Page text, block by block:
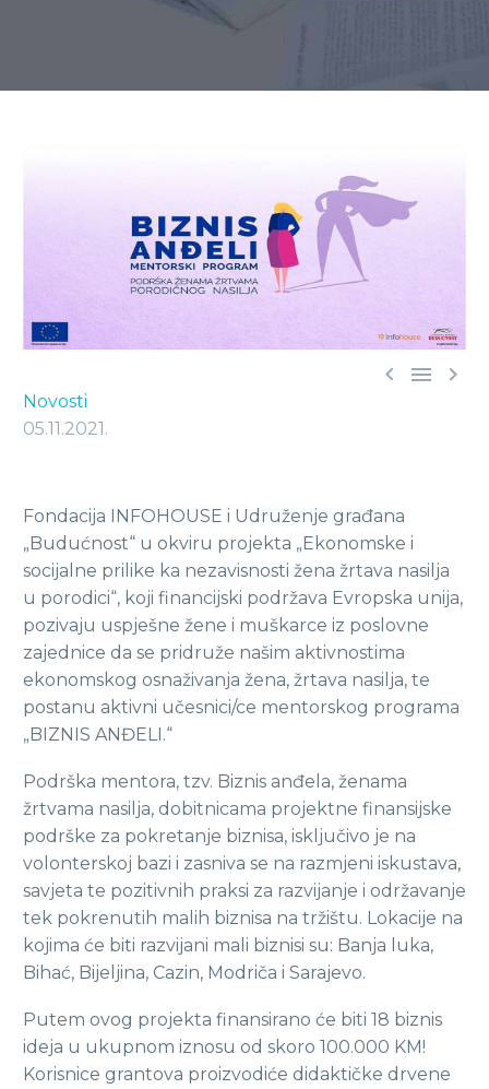
  
Novosti
05.11.2021.
Fondacija INFOHOUSE i Udruženje građana
„Budućnost“ u okviru projekta „Ekonomske i
socijalne prilike ka nezavisnosti žena žrtava nasilja
u porodici“, koji financijski podržava Evropska unija,
pozivaju uspješne žene i muškarce iz poslovne
zajednice da se pridruže našim aktivnostima
ekonomskog osnaživanja žena, žrtava nasilja, te
postanu aktivni učesnici/ce mentorskog programa
„BIZNIS ANĐELI.“
Podrška mentora, tzv. Biznis anđela, ženama
žrtvama nasilja, dobitnicama projektne finansijske
podrške za pokretanje biznisa, isključivo je na
volonterskoj bazi i zasniva se na razmjeni iskustava,
savjeta te pozitivnih praksi za razvijanje i održavanje
tek pokrenutih malih biznisa na tržištu. Lokacije na
kojima će biti razvijani mali biznisi su: Banja luka,
Bihać, Bijeljina, Cazin, Modriča i Sarajevo.
Putem ovog projekta finansirano će biti 18 biznis
ideja u ukupnom iznosu od skoro 100.000 KM!
Korisnice grantova proizvodiće didaktičke drvene